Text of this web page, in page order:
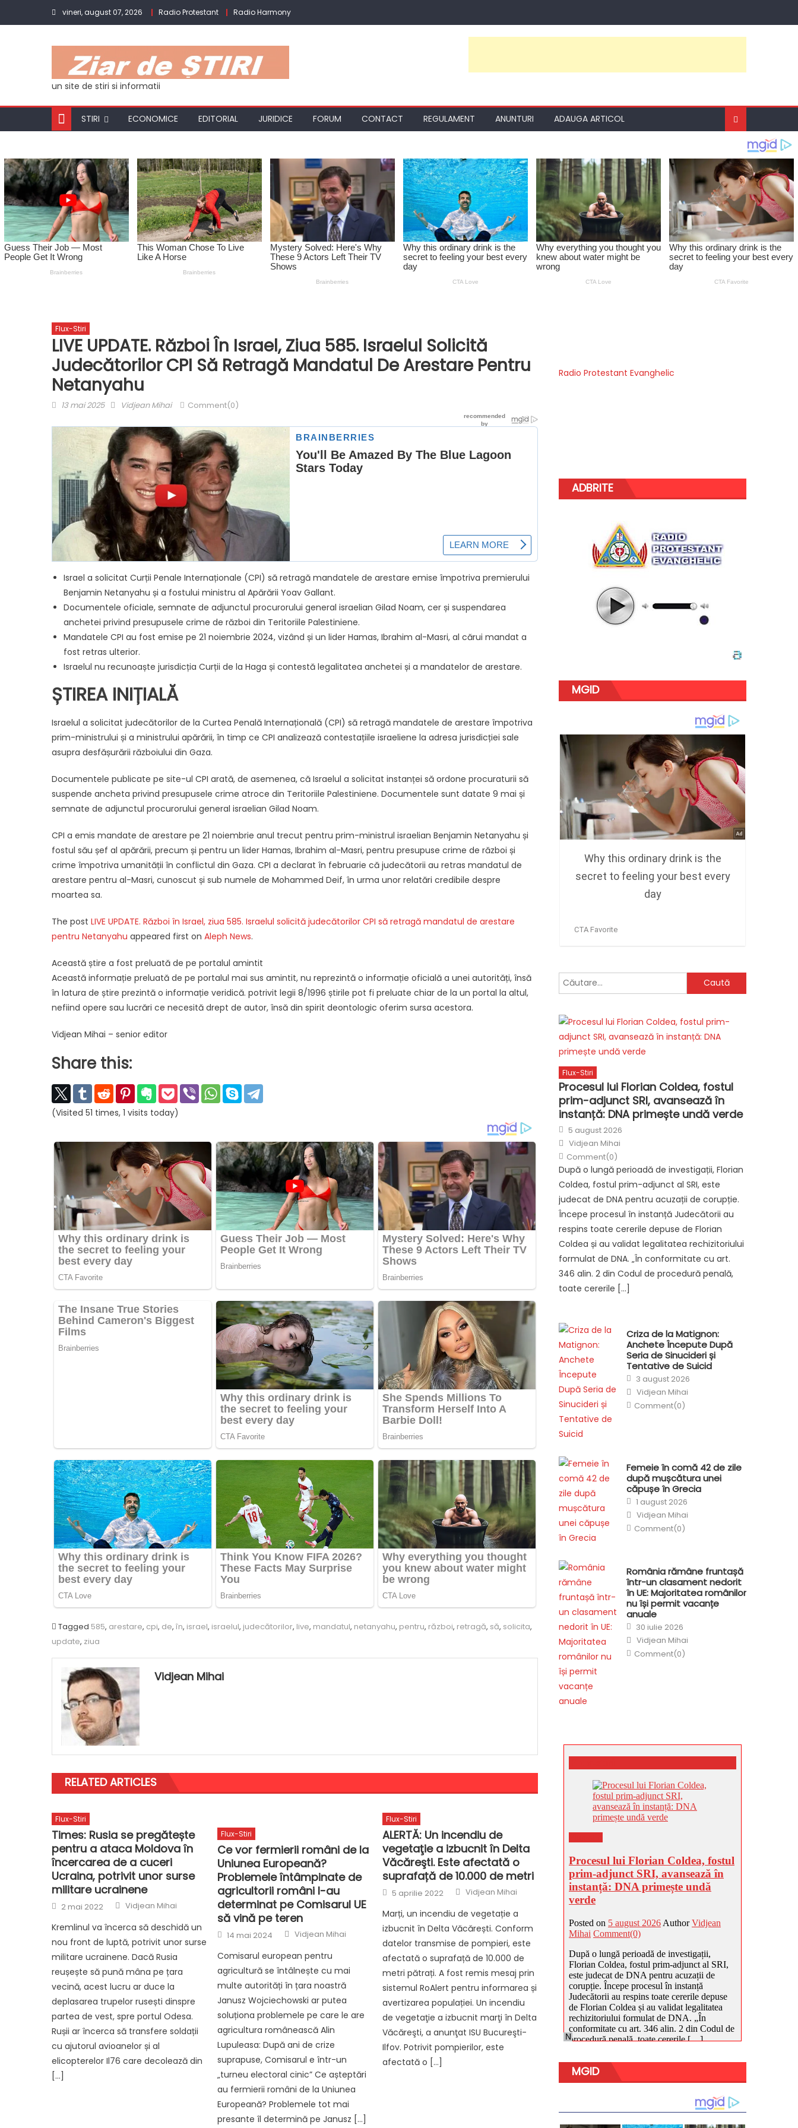
vineri, august 07, 2026 Radio Protestant Radio Harmony
un site de stiri si informatii
STIRI ECONOMICE EDITORIAL JURIDICE FORUM CONTACT REGULAMENT ANUNTURI ADAUGA ARTICOL
Flux-Stiri
LIVE UPDATE. Război În Israel, Ziua 585. Israelul Solicită
Judecătorilor CPI Să Retragă Mandatul De Arestare Pentru
Netanyahu
Posted
13 mai 2025 Author
Vidjean Mihai Comment(0)
Israel a solicitat Curții Penale Internaționale (CPI) să retragă mandatele de arestare emise împotriva premierului
Benjamin Netanyahu și a fostului ministru al Apărării Yoav Gallant.
Documentele oficiale, semnate de adjunctul procurorului general israelian Gilad Noam, cer și suspendarea
anchetei privind presupusele crime de război din Teritoriile Palestiniene.
Mandatele CPI au fost emise pe 21 noiembrie 2024, vizând și un lider Hamas, Ibrahim al-Masri, al cărui mandat a
fost retras ulterior.
Israelul nu recunoaște jurisdicția Curții de la Haga și contestă legalitatea anchetei și a mandatelor de arestare.
ȘTIREA INIȚIALĂ
Israelul a solicitat judecătorilor de la Curtea Penală Internațională (CPI) să retragă mandatele de arestare împotriva
prim-ministrului și a ministrului apărării, în timp ce CPI analizează contestațiile israeliene la adresa jurisdicției sale
asupra desfășurării războiului din Gaza.
Documentele publicate pe site-ul CPI arată, de asemenea, că Israelul a solicitat instanței să ordone procuraturii să
suspende ancheta privind presupusele crime atroce din Teritoriile Palestiniene. Documentele sunt datate 9 mai și
semnate de adjunctul procurorului general israelian Gilad Noam.
CPI a emis mandate de arestare pe 21 noiembrie anul trecut pentru prim-ministrul israelian Benjamin Netanyahu și
fostul său șef al apărării, precum și pentru un lider Hamas, Ibrahim al-Masri, pentru presupuse crime de război și
crime împotriva umanității în conflictul din Gaza. CPI a declarat în februarie că judecătorii au retras mandatul de
arestare pentru al-Masri, cunoscut și sub numele de Mohammed Deif, în urma unor relatări credibile despre
moartea sa.
The post LIVE UPDATE. Război în Israel, ziua 585. Israelul solicită judecătorilor CPI să retragă mandatul de arestare
pentru Netanyahu appeared first on Aleph News.
Această știre a fost preluată de pe portalul amintit
Această informație preluată de pe portalul mai sus amintit, nu reprezintă o informație oficială a unei autorități, însă
în latura de știre prezintă o informație veridică. potrivit legii 8/1996 știrile pot fi preluate chiar de la un portal la altul,
nefiind opere sau lucrări ce necesită drept de autor, însă din spirit deontologic oferim sursa acestora.
Vidjean Mihai – senior editor
Share this:
(Visited 51 times, 1 visits today)
Tagged 585, arestare, cpi, de, în, israel, israelul, judecătorilor, live, mandatul, netanyahu, pentru, război, retragă, să, solicita,
update, ziua
Vidjean Mihai
RELATED ARTICLES
Flux-Stiri
Times: Rusia se pregătește
pentru a ataca Moldova în
încercarea de a cuceri
Ucraina, potrivit unor surse
militare ucrainene
Posted
on
2 mai 2022 Author
Vidjean Mihai
Kremlinul va încerca să deschidă un
nou front de luptă, potrivit unor surse
militare ucrainene. Dacă Rusia
reușește să pună mâna pe țara
vecină, acest lucru ar duce la
deplasarea trupelor rusești dinspre
partea de vest, spre portul Odesa.
Rușii ar încerca să transfere soldații
cu ajutorul avioanelor și al
elicopterelor Il76 care decolează din
[…]
Flux-Stiri
Ce vor fermierii români de la
Uniunea Europeană?
Problemele întâmpinate de
agricultorii români l-au
determinat pe Comisarul UE
să vină pe teren
Posted
on
14 mai 2024 Author
Vidjean Mihai
Comisarul european pentru
agricultură se întâlnește cu mai
multe autorități în țara noastră
Janusz Wojciechowski ar putea
soluționa problemele pe care le are
agricultura românească Alin
Lupuleasa: După ani de crize
suprapuse, Comisarul e într-un
„turneu electoral cinic” Ce așteptări
au fermierii români de la Uniunea
Europeană? Problemele tot mai
presante îl determină pe Janusz […]
Flux-Stiri
ALERTĂ: Un incendiu de
vegetaţie a izbucnit în Delta
Văcăreşti. Este afectată o
suprafață de 10.000 de metri
Posted
on
5 aprilie 2022 Author
Vidjean Mihai
Marți, un incendiu de vegetație a
izbucnit în Delta Văcărești. Conform
datelor transmise de pompieri, este
afectată o suprafață de 10.000 de
metri pătrați. A fost remis mesaj prin
sistemul RoAlert pentru informarea și
avertizarea populației. Un incendiu
de vegetaţie a izbucnit marţi în Delta
Văcăreşti, a anunţat ISU Bucureşti-
Ilfov. Potrivit pompierilor, este
afectată o […]
Radio Protestant Evanghelic
ADBRITE
MGID
Caută
după:
Flux-Stiri
Procesul lui Florian Coldea, fostul
prim-adjunct SRI, avansează în
instanță: DNA primește undă verde
Posted
on
5 august 2026
Author
Vidjean Mihai
Comment(0)
După o lungă perioadă de investigații, Florian
Coldea, fostul prim-adjunct al SRI, este
judecat de DNA pentru acuzații de corupție.
Începe procesul în instanță Judecătorii au
respins toate cererile depuse de Florian
Coldea și au validat legalitatea rechizitoriului
formulat de DNA. „În conformitate cu art.
346 alin. 2 din Codul de procedură penală,
toate cererile […]
Criza de la Matignon:
Anchete Începute După
Seria de Sinucideri și
Tentative de Suicid
Posted
on
3 august 2026
Author
Vidjean Mihai
Comment(0)
Femeie în comă 42 de zile
după mușcătura unei
căpușe în Grecia
Posted
on
1 august 2026
Author
Vidjean Mihai
Comment(0)
România rămâne fruntașă
într-un clasament nedorit
în UE: Majoritatea românilor
nu își permit vacanțe
anuale
Posted
on
30 iulie 2026
Author
Vidjean Mihai
Comment(0)
MGID